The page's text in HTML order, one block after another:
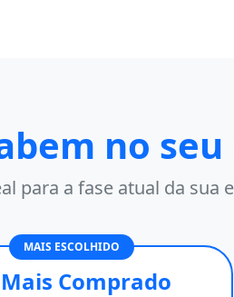
no
para a fase atual da sua
MAIS ESCOLHIDO
Comprado